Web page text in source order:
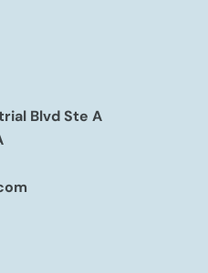
Blvd Ste A